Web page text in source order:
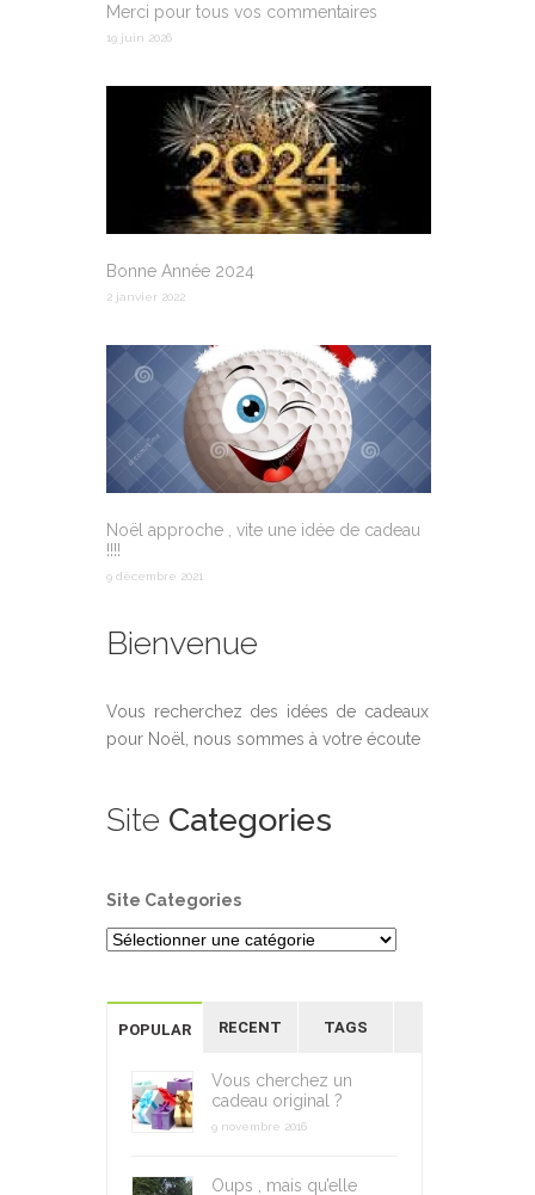
Merci pour tous vos commentaires
19 juin 2026
Bonne Année 2024
2 janvier 2022
Noël approche , vite une idée de cadeau
!!!!
9 décembre 2021
Bienvenue
Vous recherchez des idées de cadeaux
pour Noël, nous sommes à votre écoute
Site Categories
Site Categories
POPULAR RECENT TAGS
Vous cherchez un
cadeau original ?
9 novembre 2016
Oups , mais qu’elle